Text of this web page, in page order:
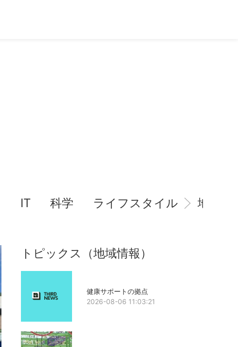
IT 科学 ライフスタイル 地域情
トピックス（地域情報）
健康サポートの拠点
2026-08-06 11:03:21